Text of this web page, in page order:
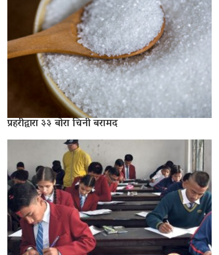
प्रहरीद्वारा ३३ बोरा चिनी बरामद